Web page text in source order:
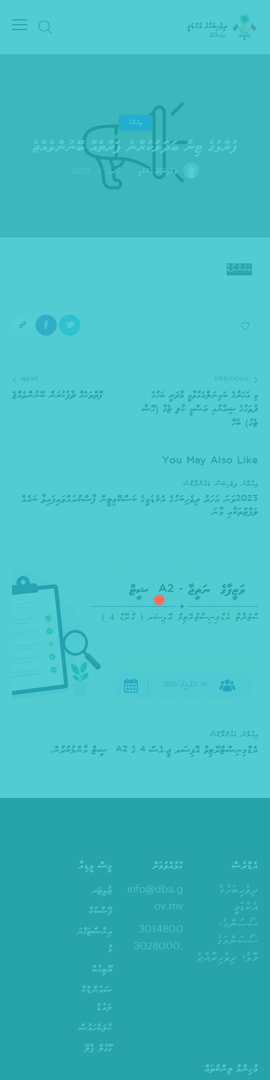
އިއުލާނު
ފުރާޅުގެ ޓިނު ބަދަލުކުރާނެ ފަރާތެއް ބޭނުންވެއްޖެ
ދިވެހިބަހުގެ އެކެޑަމީ މާރޗް 4, 2020
ޑައުންލޯޑް
PREVIOUS
މި އަހަރުގެ ބައިނަލްއަގުވާމީ މާދަރީ ބަހުގެ
ދުވަހުގެ ޝިއާރާއި ރަސްމީ ކާލި ޓެގާ (ހޭޝް
ޓެގު) ބެހޭ
NEXT
ފޮތްތަކެއް ޗާޕުކުރަން ބޭނުންވެއްޖެ
You May Also Like
އިއުލާނު, ދިވެހިބަސް, ޑައުންލޯޑްސް
2023ވަނަ އަހަރު ދިވެހިބަހުގެ އެކެޑަމީގެ ބަސްކޮމިޓީން ފާސްކުރައްވައިފައިވާ ބައެއް
ލަފުޒުތަކާއި މާނަ
އިއުލާނު, ޑައުންލޯޑްސް
އެޑްމިނިސްޓްރޭޓިވް އޮފިސަރ ޖީ.އެސް 4 ގެ A2 ޝީޓް އާންމުކުރުން.
އެޑްރެސް
ދިވެހިބަހުގެ
އެކެޑަމީ
ސޯސަންގެ،
ސޯސަންމަގު
މާލެ، ދިވެހިރާއްޖެ
ގުޅުއްވުމަށް
info@dba.g
ov.mv
3014800
,3028000
މީސް މީޑިއާ
ޓުވިޓަރ
ފޭސްބުކް
އިންސްޓަގްރަ
މް
ޔޫޓިއުބް
ސައުންޑްކް
ލައުޑް
ކުލަބްހައުސް
ގޫގުލް ޕްލޭ
މުހިންމު ލިންކުތައް